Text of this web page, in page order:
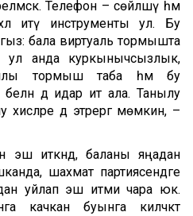
Телефон – сөйләшү һәм
хәл итү инструменты ул. Бу
бала виртуаль тормышта
ул анда куркынычсызлык,
тормыш таба һәм бу
дә идарә итә ала. Танылу
дә этәрергә мөмкин, –
эш иткәндә, баланы яңадан
шахмат партиясендәге
уйлап эш итми чара юк.
качкан буынга киләчәктә